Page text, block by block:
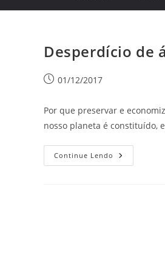
Desperdício de
01/12/2017
Por que preservar e
nosso planeta é constituído,
Continue Lendo